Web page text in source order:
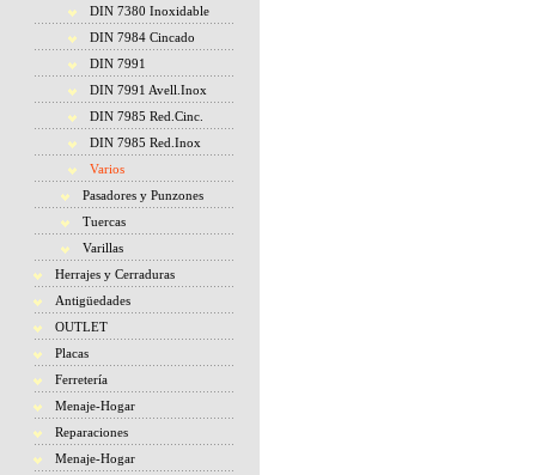
DIN 7380 Inoxidable
DIN 7984 Cincado
DIN 7991
DIN 7991 Avell.Inox
DIN 7985 Red.Cinc.
DIN 7985 Red.Inox
Varios
Pasadores y Punzones
Tuercas
Varillas
Herrajes y Cerraduras
Antigüedades
OUTLET
Placas
Ferretería
Menaje-Hogar
Reparaciones
Menaje-Hogar